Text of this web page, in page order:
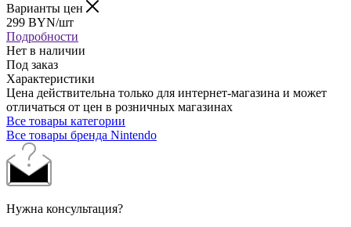
Варианты цен
299 BYN/шт
Подробности
Нет в наличии
Под заказ
Характеристики
Цена действительна только для интернет-магазина и может
отличаться от цен в розничных магазинах
Все товары категории
Все товары бренда Nintendo
Нужна консультация?